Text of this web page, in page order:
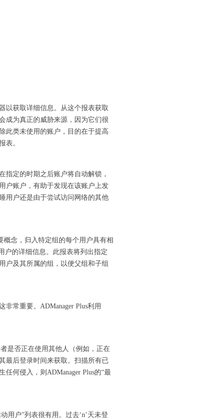
以获取详细信息。从这个报表获取
成为真正的威胁来源，因为它们很
此类未使用的账户，目的在于提高
表。
指定的时期之后账户将自动解锁，
户账户，有助于发现在该账户上发
用户还是由于尝试访问网络的其他
概念，归入特定组的每个用户具有相
户的详细信息。此报表将列出指定
户及其所属的组，以便父组和子组
常重要。ADManager Plus利用
是否正在使用其他人（例如，正在
最后登录时间来获取。扫描所有已
何侵入，则ADManager Plus的“最
用户”列表很有用。过去‘n’天未登